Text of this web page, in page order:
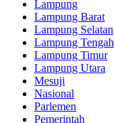
Lampung
Lampung Barat
Lampung Selatan
Lampung Tengah
Lampung Timur
Lampung Utara
Mesuji
Nasional
Parlemen
Pemerintah